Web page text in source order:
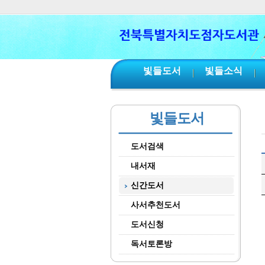
빛들도서 빛들소식
빛들도서
도서검색
내서재
신간도서
사서추천도서
도서신청
독서토론방